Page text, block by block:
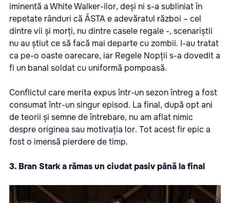
iminentă a White Walker-ilor, deși ni s-a subliniat în
repetate rânduri că ĂSTA e adevăratul război – cel
dintre vii și morți, nu dintre casele regale -, scenariștii
nu au știut ce să facă mai departe cu zombii. I-au tratat
ca pe-o oaste oarecare, iar Regele Nopții s-a dovedit a
fi un banal soldat cu uniformă pompoasă.
Conflictul care merita expus într-un sezon întreg a fost
consumat într-un singur episod. La final, după opt ani
de teorii și semne de întrebare, nu am aflat nimic
despre originea sau motivația lor. Tot acest fir epic a
fost o imensă pierdere de timp.
3. Bran Stark a rămas un ciudat pasiv până la final